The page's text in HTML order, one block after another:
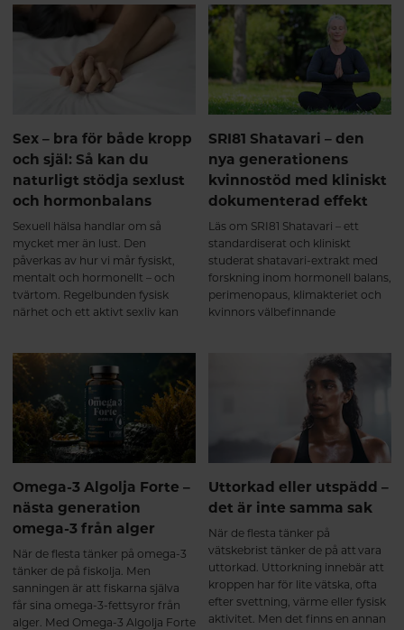
muskelfunktion och
energiomsättning till nervsystem
och hjärta.
kroppen, vad som sker under de
första veckorna och varför
regelbundet intag över tid kan ge
de bästa förutsättningarna för en
aktiv och rörlig kropp. Från de
första veckorna till långsiktigt
stöd för muskler och leder
Intresset för kollagentillskott
fortsätter att öka – inte bara för
hudens skull, utan också för
muskler, leder, senor och annan
bindväv. Men vad händer
egentligen i kroppen när man
börjar ta ett multikollagen med
kollagen typ I, II och III? Här går
vi igenom vad forskningen visar –
från de första veckorna till de
långsiktiga förändringarna.
viktigt byggmaterial i bland annat
muskler, leder, brosk, senor och
ligament. Redan från omkring
25-årsåldern börjar kroppens
egen kollagenproduktion minska,
samtidigt som nedbrytningen
gradvis ökar. Ålder, fysisk
belastning, stillasittande, stress
och andra livsstilsfaktorer kan
också påverka kroppens
kollagenbalans¹. Resultatet blir
att bindväven successivt förlorar
en del av sin styrka och elasticitet,
vilket kan bidra till att kroppen
känns stelare och
återhämtningen tar längre tid.
Sex – bra för både kropp
och själ: Så kan du
naturligt stödja sexlust
och hormonbalans
Sexuell hälsa handlar om så
mycket mer än lust. Den
påverkas av hur vi mår fysiskt,
mentalt och hormonellt – och
tvärtom. Regelbunden fysisk
närhet och ett aktivt sexliv kan
relationer. Samtidigt finns det
mycket du själv kan göra för att
skapa goda förutsättningar för en
naturlig sexlust.
SRI81 Shatavari – den
nya generationens
kvinnostöd med kliniskt
dokumenterad effekt
Läs om SRI81 Shatavari – ett
standardiserat och kliniskt
studerat shatavari-extrakt med
forskning inom hormonell balans,
perimenopaus, klimakteriet och
kvinnors välbefinnande
Omega-3 Algolja Forte –
nästa generation
omega-3 från alger
När de flesta tänker på omega-3
tänker de på fiskolja. Men
sanningen är att fiskarna själva
får sina omega-3-fettsyror från
alger. Med Omega-3 Algolja Forte
Uttorkad eller utspädd –
det är inte samma sak
När de flesta tänker på
vätskebrist tänker de på att vara
uttorkad. Uttorkning innebär att
kroppen har för lite vätska, ofta
efter svettning, värme eller fysisk
aktivitet. Men det finns en annan